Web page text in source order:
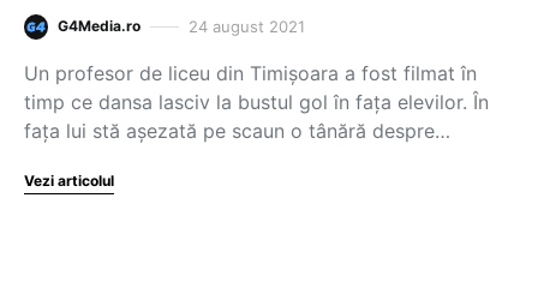
G4Media.ro 24 august 2021
Un profesor de liceu din Timișoara a fost filmat în
timp ce dansa lasciv la bustul gol în fața elevilor. În
fața lui stă așezată pe scaun o tânără despre…
Vezi articolul